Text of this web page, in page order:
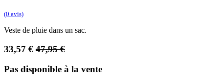
(0 avis)
Veste de pluie dans un sac.
33,57 € 47,95€
Pas disponible à la vente